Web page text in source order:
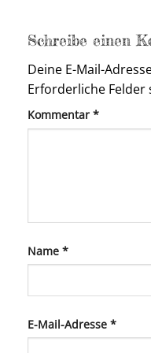
Schreibe einen
Deine E-Mail-
Erforderliche Felder
Kommentar *
Name *
E-Mail-Adresse *